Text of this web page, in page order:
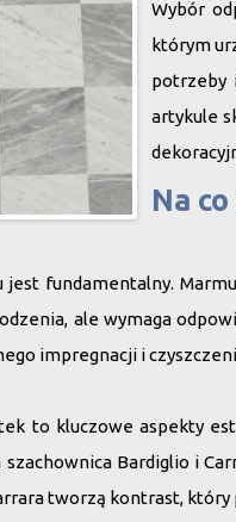
Wybór
którym
potrzeby
artykule
Na
jest fundamentalny.
ale wymaga
impregnacji i
to kluczowe aspekty
szachownica Bardiglio i
tworzą kontrast,